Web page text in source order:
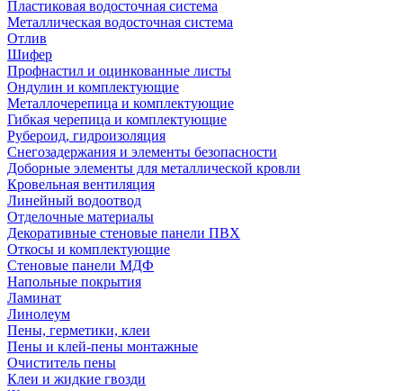
Пластиковая водосточная система
Металлическая водосточная система
Отлив
Шифер
Профнастил и оцинкованные листы
Ондулин и комплектующие
Металлочерепица и комплектующие
Гибкая черепица и комплектующие
Рубероид, гидроизоляция
Снегозадержания и элементы безопасности
Доборные элементы для металлической кровли
Кровельная вентиляция
Линейный водоотвод
Отделочные материалы
Декоративные стеновые панели ПВХ
Откосы и комплектующие
Стеновые панели МДФ
Напольные покрытия
Ламинат
Линолеум
Пены, герметики, клеи
Пены и клей-пены монтажные
Очиститель пены
Клеи и жидкие гвозди